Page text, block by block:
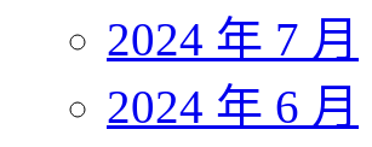
2024 年 7 月
2024 年 6 月